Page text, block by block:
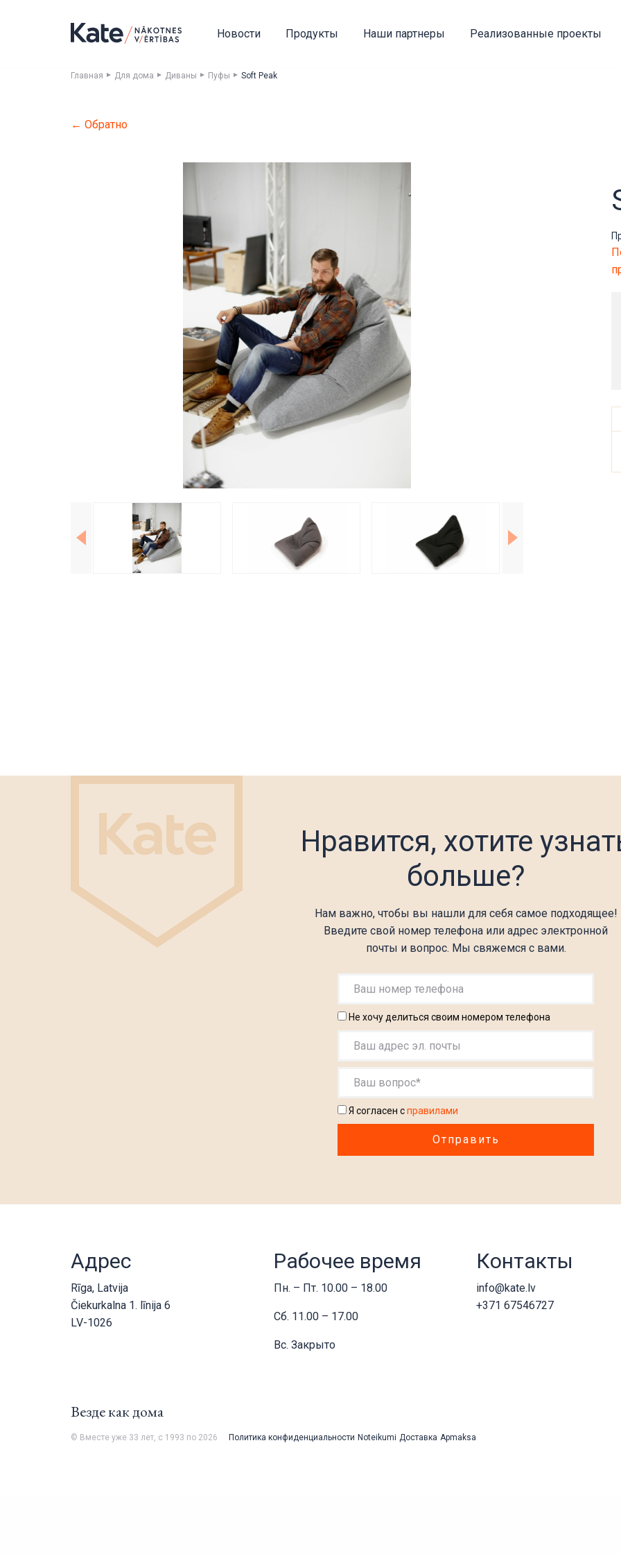
Новости Продукты Наши партнеры Реализованные проекты
Главная Для дома Диваны Пуфы Soft Peak
← Обратно
Нравится, хотите
больше?
Нам важно, чтобы вы нашли для себя самое подходящее!
Введите свой номер телефона или адрес электронной
почты и вопрос. Мы свяжемся с вами.
Не хочу делиться своим номером телефона
Я согласен справилами
Адрес
Rīga, Latvija
Čiekurkalna 1. līnija 6
LV-1026
Рабочее время
Пн. – Пт. 10.00 – 18.00
Сб. 11.00 – 17.00
Вс. Закрыто
Контакты
info@kate.lv
+371 67546727
Везде как дома
© Вместе уже 33 лет, с 1993 по 2026 Политика конфиденциальности Noteikumi Доставка Apmaksa